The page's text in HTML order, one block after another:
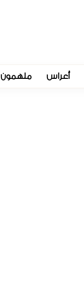
أعراس ملهمون